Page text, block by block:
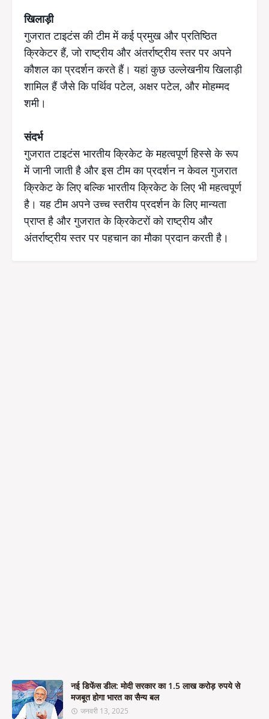
खिलाड़ी
गुजरात टाइटंस की टीम में कई प्रमुख और प्रतिष्ठित
क्रिकेटर हैं, जो राष्ट्रीय और अंतर्राष्ट्रीय स्तर पर अपने
कौशल का प्रदर्शन करते हैं। यहां कुछ उल्लेखनीय खिलाड़ी
शामिल हैं जैसे कि पर्थिव पटेल, अक्षर पटेल, और मोहम्मद
शमी।
संदर्भ
गुजरात टाइटंस भारतीय क्रिकेट के महत्वपूर्ण हिस्से के रूप
में जानी जाती है और इस टीम का प्रदर्शन न केवल गुजरात
क्रिकेट के लिए बल्कि भारतीय क्रिकेट के लिए भी महत्वपूर्ण
है। यह टीम अपने उच्च स्तरीय प्रदर्शन के लिए मान्यता
प्राप्त है और गुजरात के क्रिकेटरों को राष्ट्रीय और
अंतर्राष्ट्रीय स्तर पर पहचान का मौका प्रदान करती है।
नई डिफेंस डील: मोदी सरकार का 1.5 लाख करोड़ रुपये से
मजबूत होगा भारत का सैन्य बल
जनवरी 13, 2025